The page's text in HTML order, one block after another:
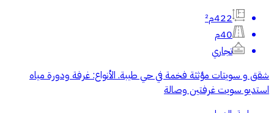
422م²
40م
تجاري
شقق و سويتات مؤثثة فخمة في حي طيبة. الأنواع: غرفة ودورة مياه
استديو سويت غرفتين وصالة